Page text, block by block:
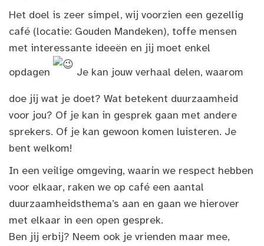
Het doel is zeer simpel, wij voorzien een gezellig
café (locatie: Gouden Mandeken), toffe mensen
met interessante ideeën en jij moet enkel
opdagen
Je kan jouw verhaal delen, waarom
doe jij wat je doet? Wat betekent duurzaamheid
voor jou? Of je kan in gesprek gaan met andere
sprekers. Of je kan gewoon komen luisteren. Je
bent welkom!
In een veilige omgeving, waarin we respect hebben
voor elkaar, raken we op café een aantal
duurzaamheidsthema’s aan en gaan we hierover
met elkaar in een open gesprek.
Ben jij erbij? Neem ook je vrienden maar mee,